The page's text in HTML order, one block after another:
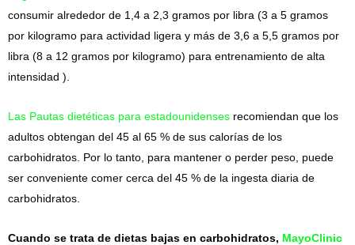
consumir alrededor de 1,4 a 2,3 gramos por libra (3 a 5 gramos
por kilogramo para actividad ligera y más de 3,6 a 5,5 gramos por
libra (8 a 12 gramos por kilogramo) para entrenamiento de alta
intensidad ).
Las Pautas dietéticas para estadounidenses recomiendan que los
adultos obtengan del 45 al 65 % de sus calorías de los
carbohidratos. Por lo tanto, para mantener o perder peso, puede
ser conveniente comer cerca del 45 % de la ingesta diaria de
carbohidratos.
Cuando se trata de dietas bajas en carbohidratos, MayoClinic